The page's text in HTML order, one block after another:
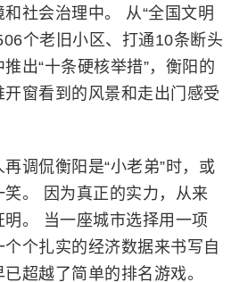
社会治理中。 从“全国文明
个老旧小区、打通10条断头
出“十条硬核举措”，衡阳的
窗看到的风景和走出门感受
调侃衡阳是“小老弟”时，或
。 因为真正的实力，从来
。 当一座城市选择用一项
个扎实的经济数据来书写自
超越了简单的排名游戏。